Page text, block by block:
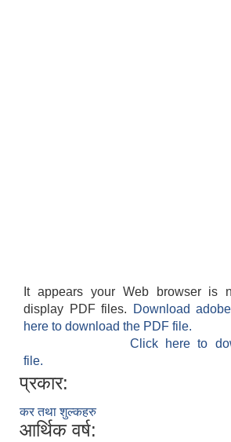
It appears your Web browser is
display PDF files.
Download
here to download the PDF file.
Click here to
file.
प्रकार:
कर तथा शुल्कहरु
आर्थिक वर्ष: